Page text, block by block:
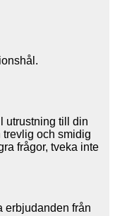
utrustning till din
och smidig
frågor, tveka inte
erbjudanden från